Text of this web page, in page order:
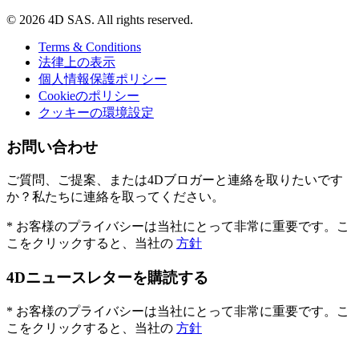
© 2026 4D SAS. All rights reserved.
Terms & Conditions
法律上の表示
個人情報保護ポリシー
Cookieのポリシー
クッキーの環境設定
お問い合わせ
ご質問、ご提案、または4Dブロガーと連絡を取りたいです
か？私たちに連絡を取ってください。
* お客様のプライバシーは当社にとって非常に重要です。こ
こをクリックすると、当社の 方針
4Dニュースレターを購読する
* お客様のプライバシーは当社にとって非常に重要です。こ
こをクリックすると、当社の 方針